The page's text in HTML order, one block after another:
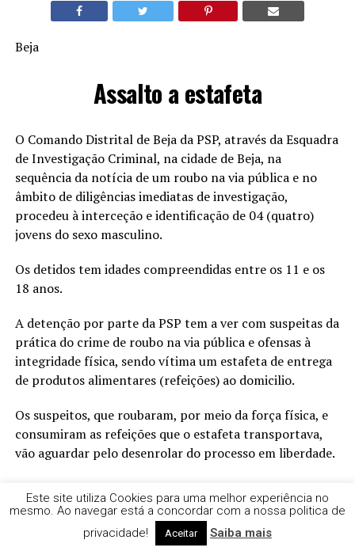
Beja
Assalto a estafeta
O Comando Distrital de Beja da PSP, através da Esquadra
de Investigação Criminal, na cidade de Beja, na
sequência da notícia de um roubo na via pública e no
âmbito de diligências imediatas de investigação,
procedeu à interceção e identificação de 04 (quatro)
jovens do sexo masculino.
Os detidos tem idades compreendidas entre os 11 e os
18 anos.
A detenção por parte da PSP tem a ver com suspeitas da
prática do crime de roubo na via pública e ofensas à
integridade física, sendo vítima um estafeta de entrega
de produtos alimentares (refeições) ao domicilio.
Os suspeitos, que roubaram, por meio da força física, e
consumiram as refeições que o estafeta transportava,
vão aguardar pelo desenrolar do processo em liberdade.
NOTÍCIAS RELACCIONADAS DESTAQUE
Este site utiliza Cookies para uma melhor experiência no
mesmo. Ao navegar está a concordar com a nossa politica de
privacidade!
Aceitar Saiba mais